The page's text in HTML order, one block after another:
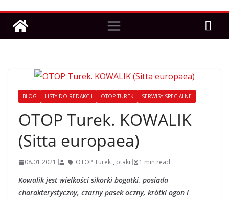
BLOG LISTY DO REDAKCJI OTOP TUREK SERWISY SPECJALNE
OTOP Turek. KOWALIK
(Sitta europaea)
08.01.2021 OTOP Turek , ptaki 1 min read
Kowalik jest wielkości sikorki bogatki, posiada
charakterystyczny, czarny pasek oczny, krótki ogon i